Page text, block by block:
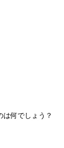
何でしょう？